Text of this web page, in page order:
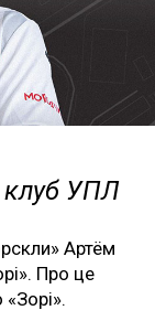
клуб УПЛ
Артём
Про це